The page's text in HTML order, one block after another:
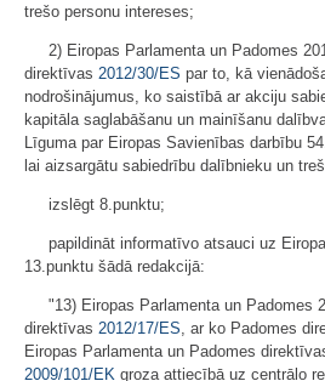
trešo personu intereses;
2) Eiropas Parlamenta un Padomes
direktīvas 2012/30/ES par to, kā
nodrošinājumus, ko saistībā ar akciju
kapitāla saglabāšanu un mainīšanu
Līguma par Eiropas Savienības darbību
lai aizsargātu sabiedrību dalībnieku un
izslēgt 8.punktu;
papildināt informatīvo atsauci uz
13.punktu šādā redakcijā:
"13) Eiropas Parlamenta un Padomes
direktīvas 2012/17/ES, ar ko Padomes
Eiropas Parlamenta un Padomes
2009/101/EK groza attiecībā uz centrālo